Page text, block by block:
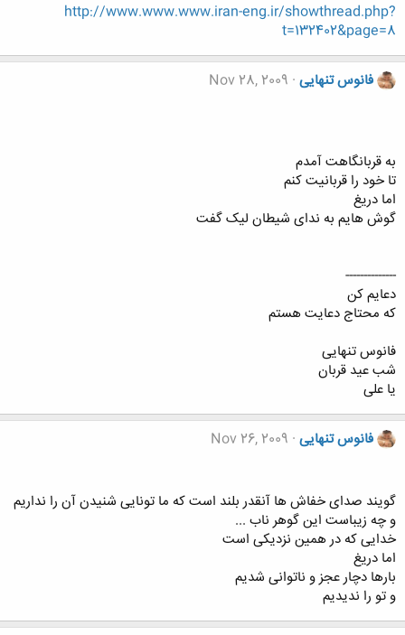
http://www.www.www.iran-eng.ir/showthread.php?
t=132402&page=8
فانوس تنهایی Nov 28, 2009
به قربانگاهت آمدم
تا خود را قربانیت کنم
اما دریغ
گوش هایم به ندای شیطان لیک گفت
--------------
دعایم کن
که محتاج دعایت هستم
فانوس تنهایی
شب عید قربان
یا علی
فانوس تنهایی Nov 26, 2009
گویند صدای خفاش ها آنقدر بلند است که ما تونایی شنیدن آن را نداریم
و چه زیباست این گوهر ناب ...
خدایی که در همین نزدیکی است
اما دریغ
بارها دچار عجز و ناتوانی شدیم
و تو را ندیدیم